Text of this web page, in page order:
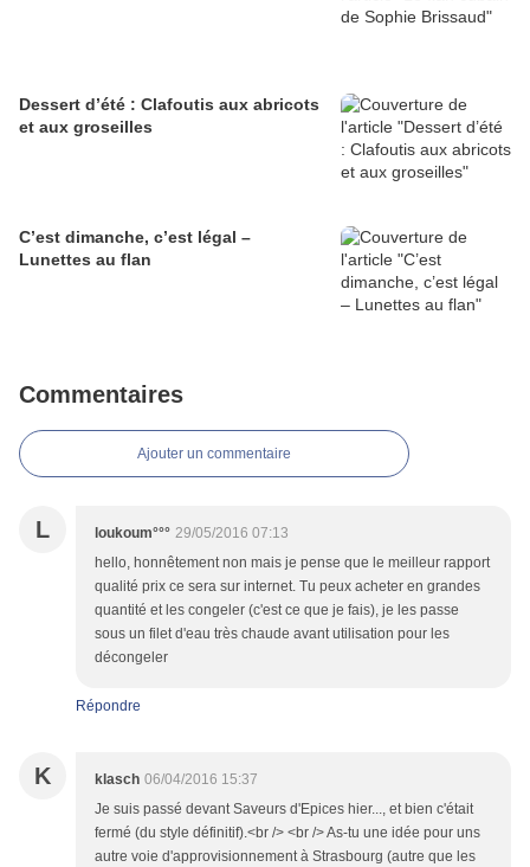
Dessert d’été : Clafoutis aux abricots
et aux groseilles
C’est dimanche, c’est légal –
Lunettes au flan
Commentaires
Ajouter un commentaire
L loukoum°°° 29/05/2016 07:13
hello, honnêtement non mais je pense que le meilleur rapport
qualité prix ce sera sur internet. Tu peux acheter en grandes
quantité et les congeler (c'est ce que je fais), je les passe
sous un filet d'eau très chaude avant utilisation pour les
décongeler
Répondre
K klasch 06/04/2016 15:37
Je suis passé devant Saveurs d'Epices hier..., et bien c'était
fermé (du style définitif).<br /> <br /> As-tu une idée pour uns
autre voie d'approvisionnement à Strasbourg (autre que les